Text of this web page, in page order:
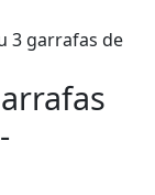
3 garrafas de